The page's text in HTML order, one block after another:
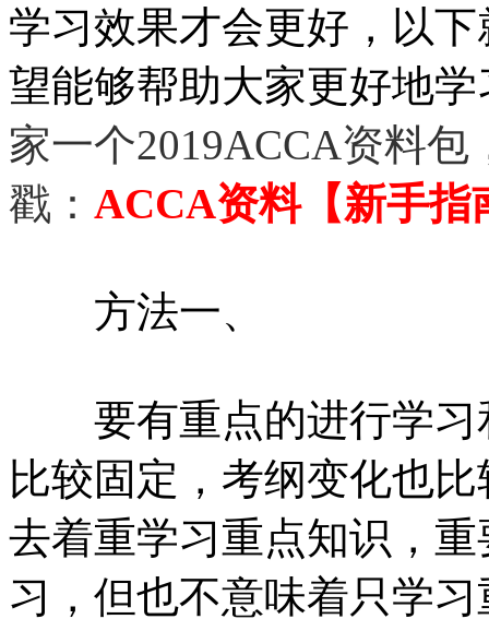
学习效果才会更好，以
望能够帮助大家更好地
家一个2019ACCA资料
戳： ACCA资料【新手指
方法一、
要有重点的进行学习
比较固定，考纲变化也比
去着重学习重点知识，
习，但也不意味着只学